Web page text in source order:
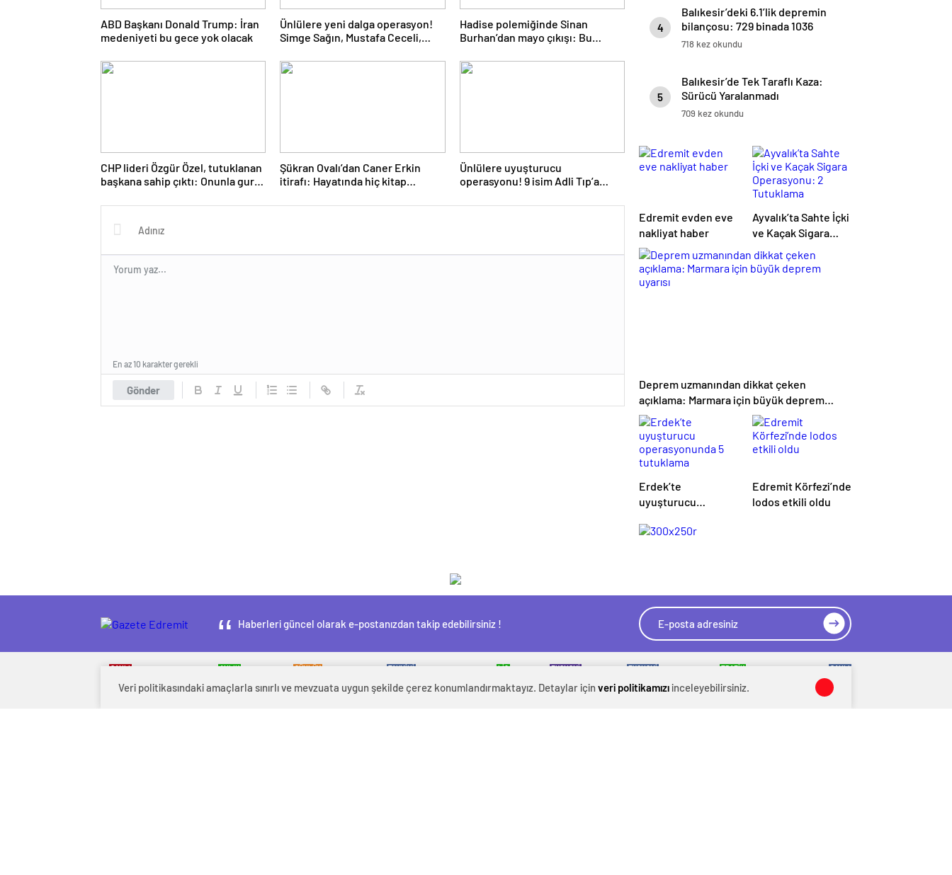
ABD Başkanı Donald Trump: İran
medeniyeti bu gece yok olacak
Ünlülere yeni dalga operasyon!
Simge Sağın, Mustafa Ceceli,
gözaltına alındı
Hadise polemiğinde Sinan
Burhan’dan mayo çıkışı: Bu
CHP lideri Özgür Özel, tutuklanan
başkana sahip çıktı: Onunla gurur
Şükran Ovalı’dan Caner Erkin
itirafı: Hayatında hiç kitap
Ünlülere uyuşturucu
operasyonu! 9 isim Adli Tıp’a
Gönder
En az 10 karakter gerekli
4
Balıkesir’deki 6.1’lik depremin
bilançosu: 729 binada 1036
bağımsız bölüm ağır hasarlı
718 kez okundu
5
Balıkesir’de Tek Taraflı Kaza:
Sürücü Yaralanmadı
709 kez okundu
Edremit evden eve
nakliyat haber
Ayvalık’ta Sahte İçki
ve Kaçak Sigara
Operasyonu: 2
Tutuklama
Deprem uzmanından dikkat çeken
açıklama: Marmara için büyük deprem
uyarısı
Erdek’te
uyuşturucu
tutuklama
Edremit Körfezi’nde
lodos etkili oldu
Haberleri güncel olarak e-postanızdan takip edebilirsiniz !
CANLI ANLIK GÜNLÜK TAHMİNİ LİG EKONOMİ EKONOMİ TRAFİK
KRIPTO PARALAR
CANLI
Veri politikasındaki amaçlarla sınırlı ve mevzuata uygun şekilde çerez konumlandırmaktayız. Detaylar için veri politikamızıinceleyebilirsiniz.